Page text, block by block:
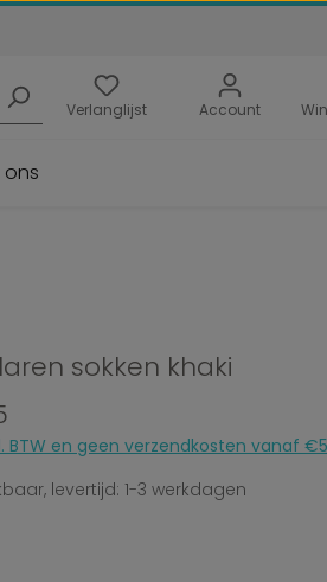
Verlanglijst Account
ons
sokken khaki
BTW en geen verzendkosten vanaf
levertijd: 1-3 werkdagen